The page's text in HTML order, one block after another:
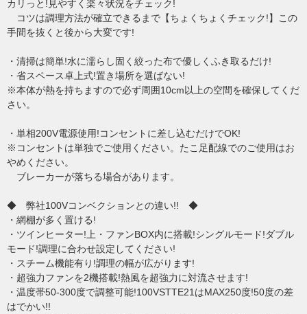
カリっと!見やすく楽々状況をチェック!
コツは調理方法が確立できるまで【ちょくちょくチェック!】この
手間を抜くと後から大変です!
・清掃は簡単!水に濡らし固く絞った布で優しくふき取るだけ!
・省スペース卓上式!置き場所を選ばない!
※本体が熱を持ちますので必ず周囲10cm以上の空間を確保してくだ
さい。
・単相200V電源使用!コンセントに差し込むだけでOK!
※コンセントは単独でご使用ください。たこ足配線でのご使用はお
やめください。
ブレーカーが落ちる場合があります。
◆ 弊社100Vコンベクションとの違い!! ◆
・網棚が多く置ける!
・ツインヒーター!上・ファンBOX内に搭載!シングルモード!ダブル
モード!調理に合わせ設定してください!
・スチーム機能有り!調理の幅が広がります!
・超強力ファンを2機搭載!熱風を超強力に対流させます!
・温度帯50-300度で調整可能!100VSTTE21はMAX250度!50度の差
はでかい!!